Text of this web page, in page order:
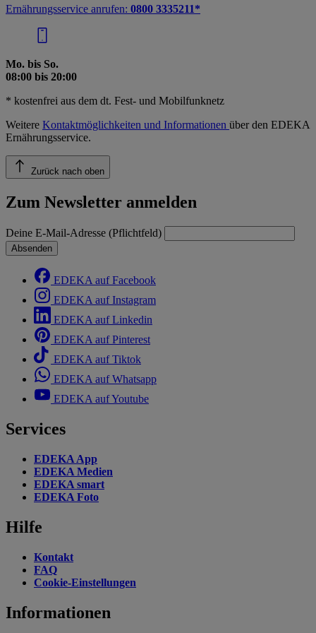
Ernährungsservice anrufen: 0800 3335211*
Mo. bis So.
08:00 bis 20:00
* kostenfrei aus dem dt. Fest- und Mobilfunknetz
Weitere Kontaktmöglichkeiten und Informationen über den EDEKA
Ernährungsservice.
Zurück nach oben
Zum Newsletter anmelden
Deine E-Mail-Adresse (Pflichtfeld)
Absenden
EDEKA auf Facebook
EDEKA auf Instagram
EDEKA auf Linkedin
EDEKA auf Pinterest
EDEKA auf Tiktok
EDEKA auf Whatsapp
EDEKA auf Youtube
Services
EDEKA App
EDEKA Medien
EDEKA smart
EDEKA Foto
Hilfe
Kontakt
FAQ
Cookie-Einstellungen
Informationen